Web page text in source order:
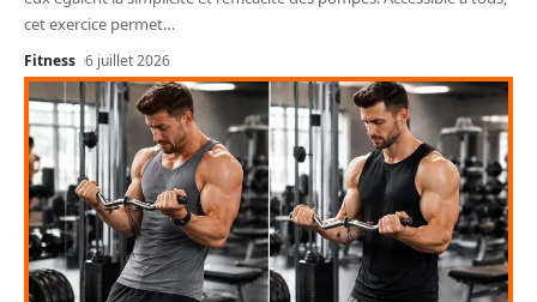
cet exercice permet…
Fitness 6 juillet 2026